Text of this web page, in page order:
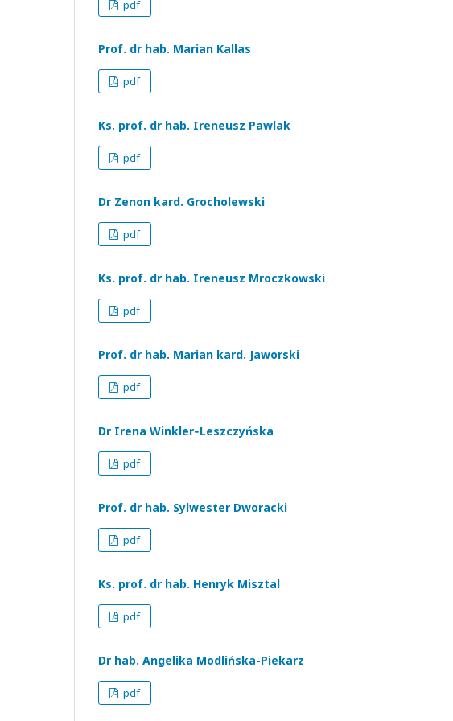
pdf
Prof. dr hab. Marian Kallas
pdf
Ks. prof. dr hab. Ireneusz Pawlak
pdf
Dr Zenon kard. Grocholewski
pdf
Ks. prof. dr hab. Ireneusz Mroczkowski
pdf
Prof. dr hab. Marian kard. Jaworski
pdf
Dr Irena Winkler‑Leszczyńska
pdf
Prof. dr hab. Sylwester Dworacki
pdf
Ks. prof. dr hab. Henryk Misztal
pdf
Dr hab. Angelika Modlińska-Piekarz
pdf